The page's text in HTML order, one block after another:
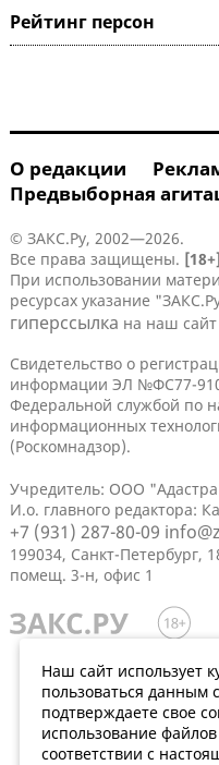
О редакции
Предвыборная
© ЗАКС.Ру, 2002—2026.
Все права защищены. [18+]
При использовании
ресурсах указание
гиперссылка на наш
Свидетельство о
информации ЭЛ №ФС77-
Федеральной службой по
информационных
(Роскомнадзор).
Учредитель: ООО
И.о. главного редактора:
+7 (931) 287-80-09
199034, Санкт-Петербург,
помещ. 3-н, офис 1
Наш сайт использует
пользоваться данным
подтверждаете свое
использование
соответствии с